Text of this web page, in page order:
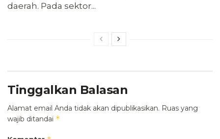
daerah. Pada sektor...
Tinggalkan Balasan
Alamat email Anda tidak akan dipublikasikan. Ruas yang
wajib ditandai *